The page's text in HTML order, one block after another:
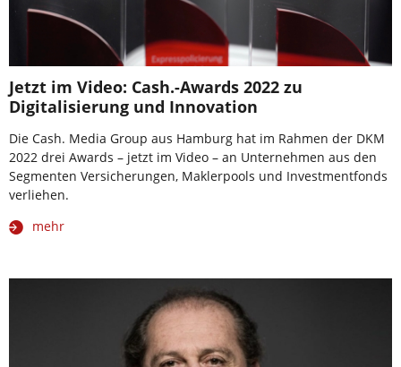
Jetzt im Video: Cash.-Awards 2022 zu
Digitalisierung und Innovation
Die Cash. Media Group aus Hamburg hat im Rahmen der DKM
2022 drei Awards – jetzt im Video – an Unternehmen aus den
Segmenten Versicherungen, Maklerpools und Investmentfonds
verliehen.
mehr